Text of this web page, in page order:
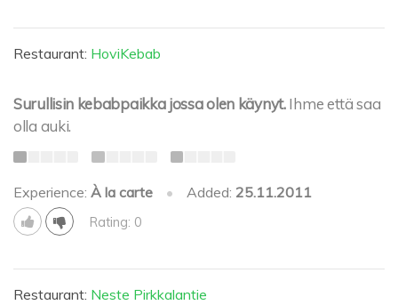
Restaurant: HoviKebab
Surullisin kebabpaikka jossa olen käynyt. Ihme että saa
olla auki.
Experience: À la carte • Added: 25.11.2011
Rating: 0
Restaurant: Neste Pirkkalantie